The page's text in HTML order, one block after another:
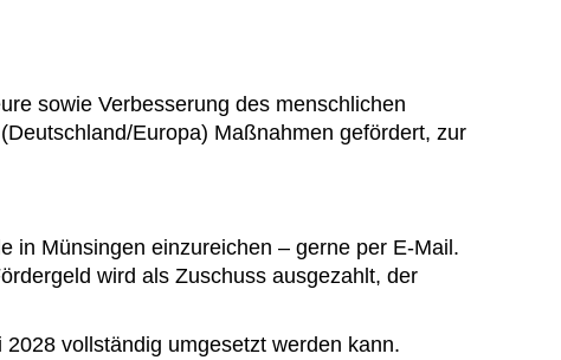
sowie Verbesserung des menschlichen
Europa) Maßnahmen gefördert, zur
in Münsingen einzureichen – gerne per E-Mail.
wird als Zuschuss ausgezahlt, der
vollständig umgesetzt werden kann.